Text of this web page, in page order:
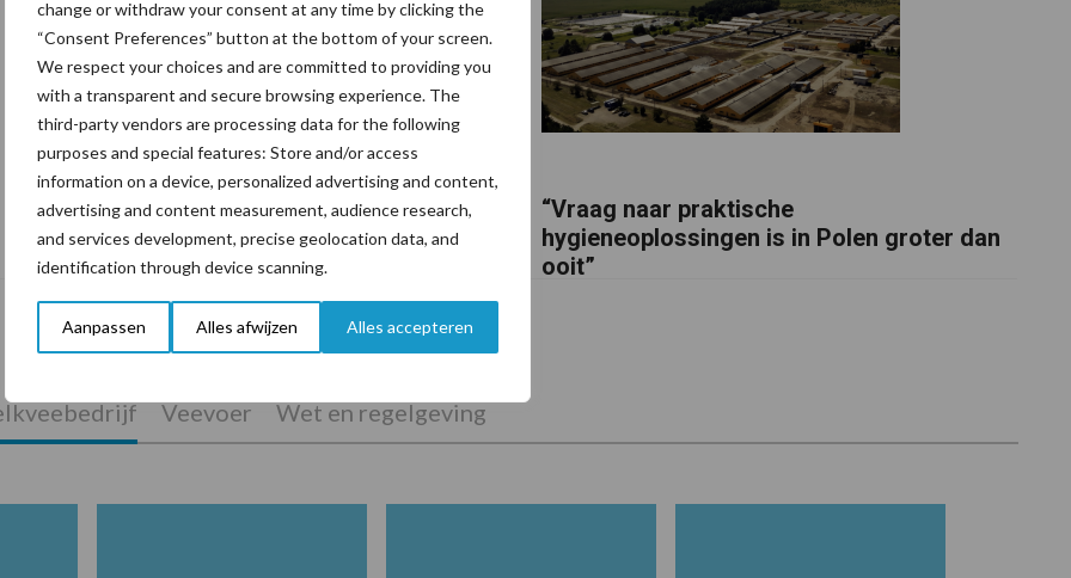
change or withdraw your consent at any time by clicking the
“Consent Preferences” button at the bottom of your screen.
We respect your choices and are committed to providing you
with a transparent and secure browsing experience. The
third-party vendors are processing data for the following
purposes and special features: Store and/or access
information on a device, personalized advertising and content,
advertising and content measurement, audience research,
and services development, precise geolocation data, and
identification through device scanning.
Aanpassen Alles afwijzen Alles accepteren
Tien praktische tips voor een langere
levensduur
“Vraag naar praktische
hygieneoplossingen is in Polen groter dan
ooit”
Veevoer Wet en regelgeving